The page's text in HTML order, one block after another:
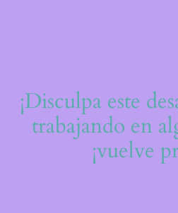
¡Disculpa este
trabajando en
¡vuelve